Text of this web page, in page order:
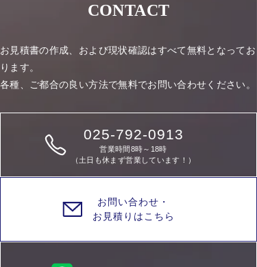
CONTACT
お見積書の作成、および現状確認はすべて無料となってお
ります。
各種、ご都合の良い方法で無料でお問い合わせください。
025-792-0913
営業時間8時～18時
（土日も休まず営業しています！）
お問い合わせ・
お見積りはこちら